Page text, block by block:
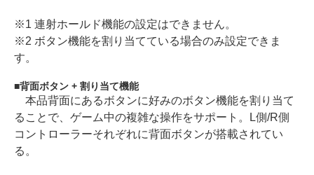
※1 連射ホールド機能の設定はできません。
※2 ボタン機能を割り当てている場合のみ設定できま
す。
背面ボタン + 割り当て機能
本品背面にあるボタンに好みのボタン機能を割り当て
ることで、ゲーム中の複雑な操作をサポート。L側/R側
コントローラーそれぞれに背面ボタンが搭載されてい
る。